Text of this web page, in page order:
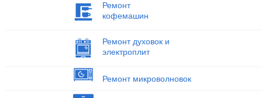
Ремонт
кофемашин
Ремонт духовок и
электроплит
Ремонт микроволновок